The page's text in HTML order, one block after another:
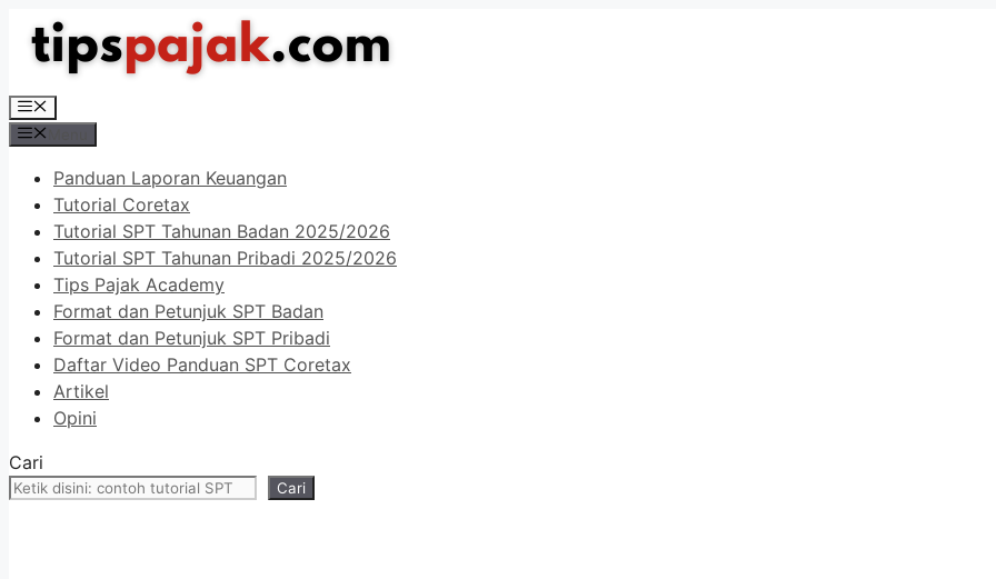
Langsung
Menu
Panduan Laporan Keuangan
Tutorial Coretax
Tutorial SPT Tahunan Badan 2025/2026
Tutorial SPT Tahunan Pribadi 2025/2026
Tips Pajak Academy
Format dan Petunjuk SPT Badan
Format dan Petunjuk SPT Pribadi
Daftar Video Panduan SPT Coretax
Artikel
Opini
Cari
Cari